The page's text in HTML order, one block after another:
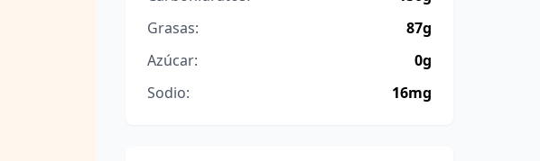
Grasas:
87g
Azúcar:
0g
Sodio:
16mg